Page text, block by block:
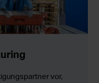
vor,